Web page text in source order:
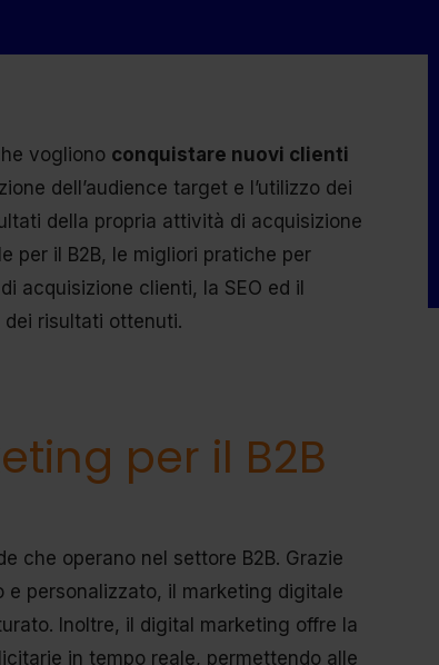
vogliono conquistare nuovi clienti
dell’audience target e l’utilizzo dei
della propria attività di acquisizione
per il B2B, le migliori pratiche per
acquisizione clienti, la SEO ed il
risultati ottenuti.
per il B2B
che operano nel settore B2B. Grazie
e personalizzato, il marketing digitale
Inoltre, il digital marketing offre la
in tempo reale, permettendo alle